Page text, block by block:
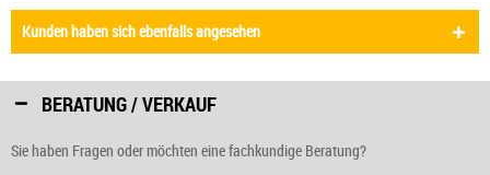
Kunden haben sich ebenfalls angesehen
BERATUNG / VERKAUF
Sie haben Fragen oder möchten eine fachkundige Beratung?